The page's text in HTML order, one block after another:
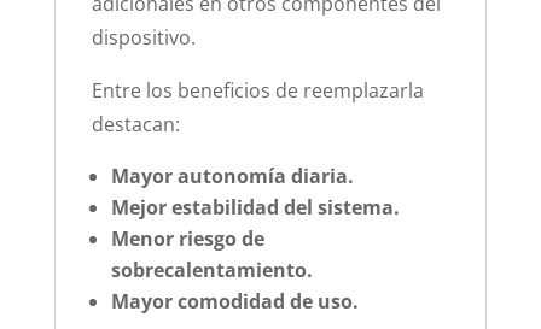
dispositivo.
Entre los beneficios de reemplazarla
destacan:
Mayor autonomía diaria.
Mejor estabilidad del sistema.
Menor riesgo de
sobrecalentamiento.
Mayor comodidad de uso.